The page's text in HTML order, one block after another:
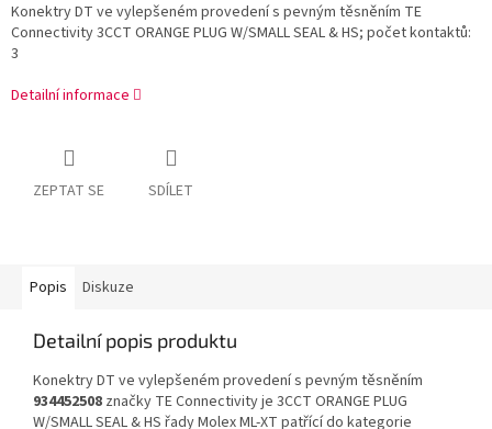
Konektry DT ve vylepšeném provedení s pevným těsněním TE
Connectivity 3CCT ORANGE PLUG W/SMALL SEAL & HS; počet kontaktů:
3
Detailní informace
ZEPTAT SE SDÍLET
Popis Diskuze
Detailní popis produktu
Konektry DT ve vylepšeném provedení s pevným těsněním
934452508 značky TE Connectivity je 3CCT ORANGE PLUG
W/SMALL SEAL & HS řady Molex ML-XT patřící do kategorie